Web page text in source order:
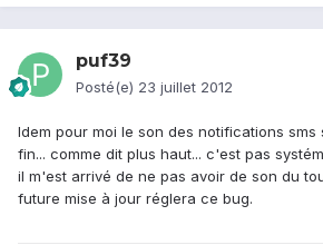
puf39
Posté(e) 23 juillet 2012
Idem pour moi le son des notifications sms
fin... comme dit plus haut... c'est pas
il m'est arrivé de ne pas avoir de son du
future mise à jour réglera ce bug.